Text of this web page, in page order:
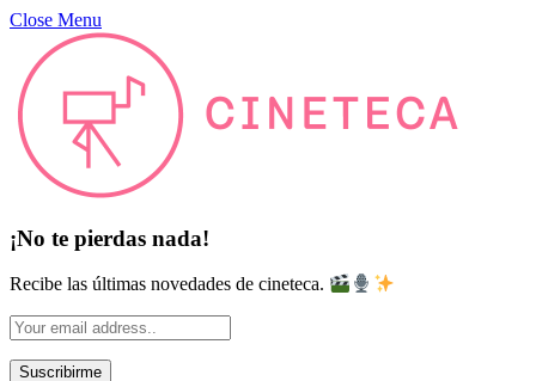
Close Menu
¡No te pierdas nada!
Recibe las últimas novedades de cineteca.